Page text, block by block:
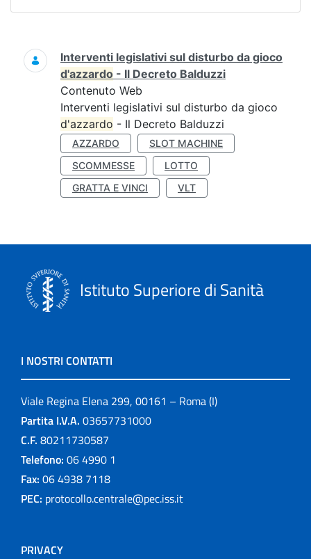
Ricerca
Interventi legislativi sul disturbo da gioco
d'azzardo - Il Decreto Balduzzi
Contenuto Web
Interventi legislativi sul disturbo da gioco
d'azzardo - Il Decreto Balduzzi
AZZARDO
SLOT MACHINE
SCOMMESSE
LOTTO
GRATTA E VINCI
VLT
Istituto Superiore di Sanità
I NOSTRI CONTATTI
Viale Regina Elena 299, 00161 – Roma (I)
Partita I.V.A. 03657731000
C.F. 80211730587
Telefono: 06 4990 1
Fax: 06 4938 7118
PEC: protocollo.centrale@pec.iss.it
PRIVACY